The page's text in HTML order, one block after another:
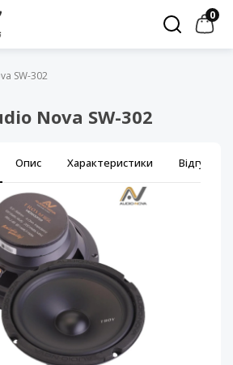
0
SW-302
Nova SW-302
Опис Характеристики Відгуки (0)